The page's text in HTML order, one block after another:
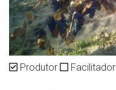
Produtor Facilitador